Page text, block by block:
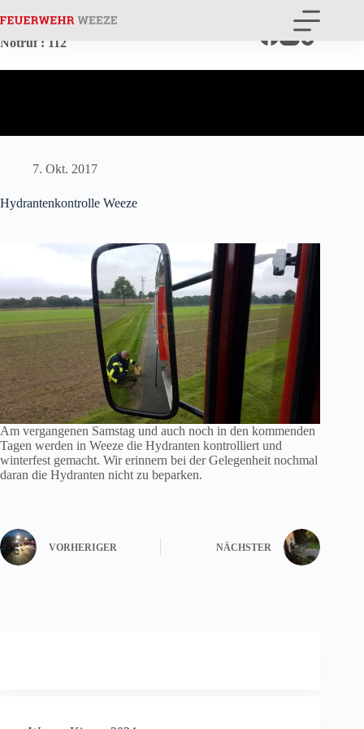
Inhalt
Notruf : 112
7. Okt. 2017
Hydrantenkontrolle Weeze
Am vergangenen Samstag und auch noch in den kommenden
Tagen werden in Weeze die Hydranten kontrolliert und
winterfest gemacht. Wir erinnern bei der Gelegenheit nochmal
daran die Hydranten nicht zu beparken.
VORHERIGER NÄCHSTER